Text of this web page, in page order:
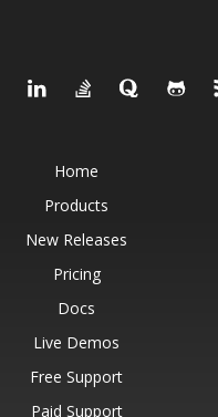
Home
Products
New Releases
Pricing
Docs
Live Demos
Free Support
Paid Support